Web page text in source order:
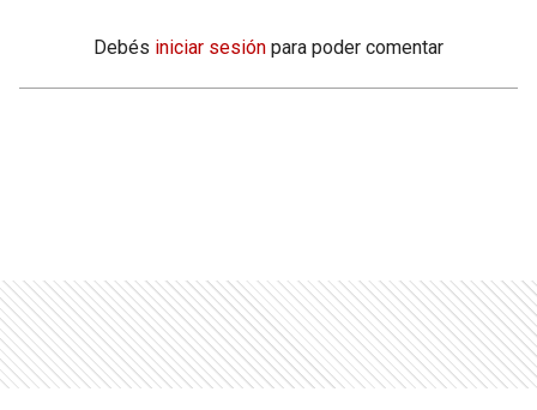
Debés iniciar sesión para poder comentar